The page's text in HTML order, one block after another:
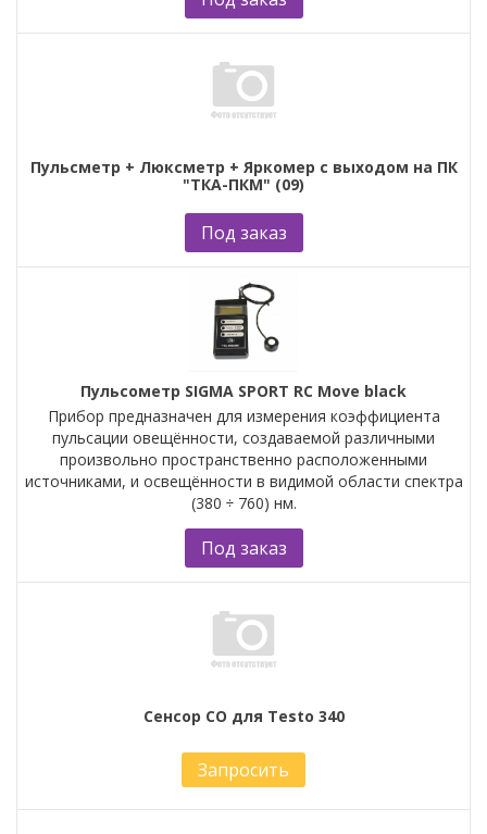
Пульсметр + Люксметр + Яркомер с выходом на ПК
"ТКА-ПКМ" (09)
Под заказ
Пульсометр SIGMA SPORT RC Move black
Прибор предназначен для измерения коэффициента
пульсации овещённости, создаваемой различными
произвольно пространственно расположенными
источниками, и освещённости в видимой области спектра
(380 ÷ 760) нм.
Под заказ
Сенсор СО для Testo 340
Запросить